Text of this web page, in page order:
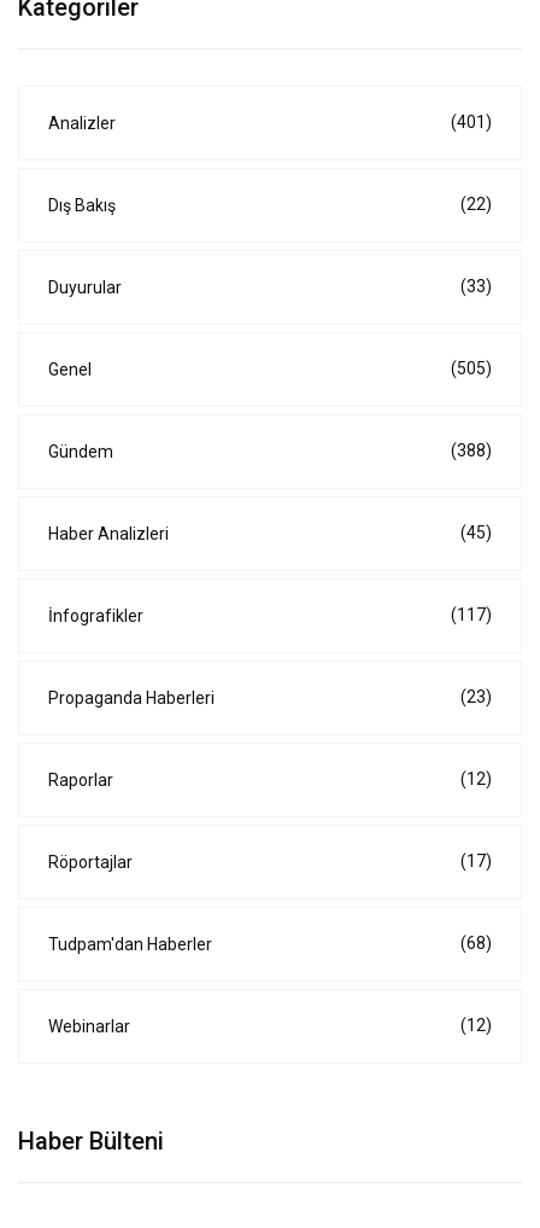
Kategoriler
Analizler (401)
Dış Bakış (22)
Duyurular (33)
Genel (505)
Gündem (388)
Haber Analizleri (45)
İnfografikler (117)
Propaganda Haberleri (23)
Raporlar (12)
Röportajlar (17)
Tudpam'dan Haberler (68)
Webinarlar (12)
Haber Bülteni